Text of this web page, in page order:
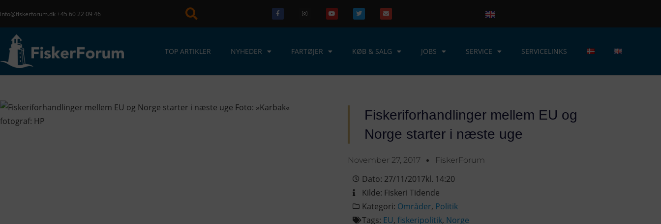
info@fiskerforum.dk +45 60 22 09 46
TOP ARTIKLER NYHEDER FARTØJER KØB & SALG JOBS SERVICE SERVICELINKS
Fiskeriforhandlinger mellem EU og
Norge starter i næste uge
November 27, 2017 FiskerForum
Dato: 27/11/2017kl. 14:20
Kilde: Fiskeri Tidende
Kategori: Områder, Politik
Tags: EU, fiskeripolitik, Norge